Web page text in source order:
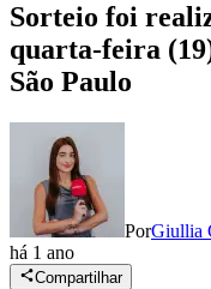
Sorteio foi
quarta-feira
São Paulo
PorGiullia
há 1 ano
Compartilhar